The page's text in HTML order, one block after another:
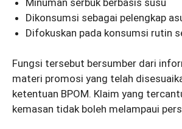
Dikonsumsi sebagai pelengkap
Difokuskan pada konsumsi rutin
Fungsi tersebut bersumber dari
materi promosi yang telah
ketentuan BPOM. Klaim yang
kemasan tidak boleh melampaui